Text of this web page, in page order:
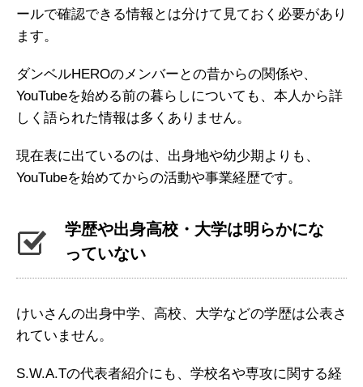
ールで確認できる情報とは分けて見ておく必要があり
ます。
ダンベルHEROのメンバーとの昔からの関係や、
YouTubeを始める前の暮らしについても、本人から詳
しく語られた情報は多くありません。
現在表に出ているのは、出身地や幼少期よりも、
YouTubeを始めてからの活動や事業経歴です。
学歴や出身高校・大学は明らかにな
っていない
けいさんの出身中学、高校、大学などの学歴は公表さ
れていません。
S.W.A.Tの代表者紹介にも、学校名や専攻に関する経